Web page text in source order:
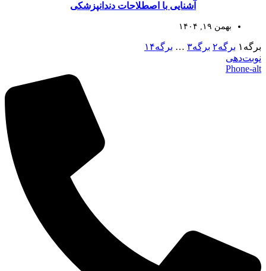
آشنایی با اصطلاحات دندانپزشکی
بهمن ۱۹, ۱۴۰۴
برگه ۱ برگه۲ برگه۳ … برگه۱۴
نوبت‌دهی
Phone-alt